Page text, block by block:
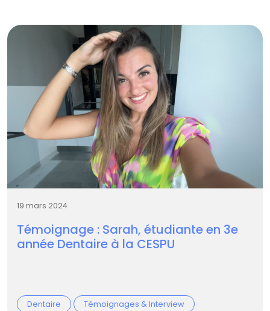
19 mars 2024
Témoignage : Sarah, étudiante en 3e
année Dentaire à la CESPU
Dentaire Témoignages & Interview